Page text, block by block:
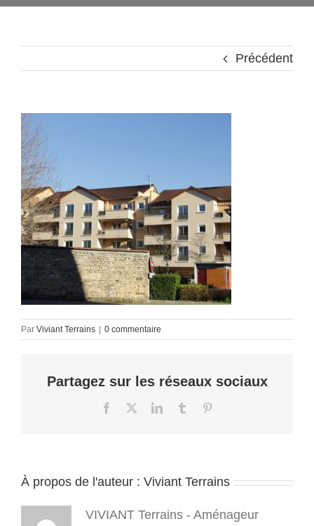
Précédent
Par Viviant Terrains 0 commentaire
Partagez sur les réseaux sociaux
Facebook LinkedInTumblr
À propos de l'auteur : Viviant Terrains
VIVIANT Terrains - Aménageur